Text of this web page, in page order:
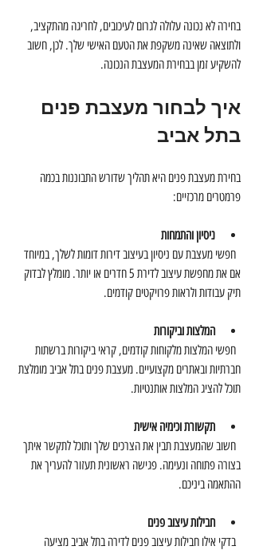
בחירה לא נכונה עלולה לגרום לעיכובים, לחריגה מהתקציב,
ולתוצאה שאינה משקפת את הטעם האישי שלך. לכן, חשוב
להשקיע זמן בבחירת המעצבת הנכונה.
איך לבחור מעצבת פנים
בתל אביב
בחירת מעצבת פנים היא תהליך שדורש התבוננות בכמה
פרמטרים מרכזיים:
ניסיון והתמחות
  חפשי מעצבת עם ניסיון בעיצוב דירות דומות לשלך, במיוחד
אם את מחפשת עיצוב לדירת 5 חדרים או יותר. מומלץ לבדוק
תיק עבודות ולראות פרויקטים קודמים.
המלצות וביקורות
  חפשי המלצות מלקוחות קודמים, קראי ביקורות ברשתות
חברתיות ובאתרים מקצועיים. מעצבת פנים בתל אביב מומלצת
תוכל להציג המלצות אותנטיות.
תקשורת וכימיה אישית
  חשוב שהמעצבת תבין את הצרכים שלך ותוכל לתקשר איתך
בצורה פתוחה ונעימה. פגישה ראשונית תעזור להעריך את
ההתאמה ביניכם.
חבילות עיצוב פנים
  בדקי אילו חבילות עיצוב פנים לדירה בתל אביב מציעה